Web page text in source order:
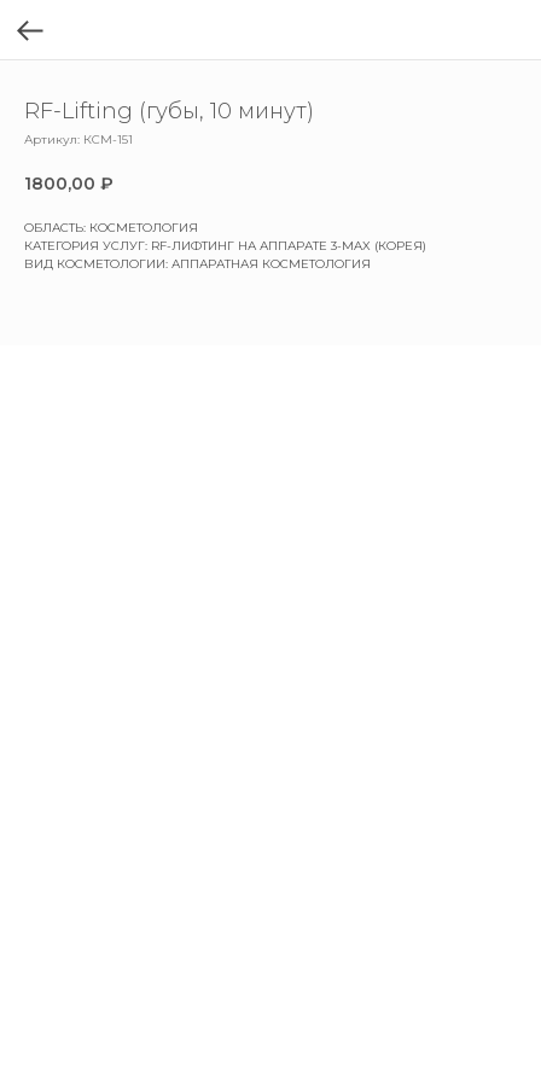
RF-Lifting (губы, 10 минут)
Артикул: КСМ-151
1800,00 ₽
ОБЛАСТЬ: КОСМЕТОЛОГИЯ
КАТЕГОРИЯ УСЛУГ: RF-ЛИФТИНГ НА АППАРАТЕ 3-MAX (КОРЕЯ)
ВИД КОСМЕТОЛОГИИ: АППАРАТНАЯ КОСМЕТОЛОГИЯ